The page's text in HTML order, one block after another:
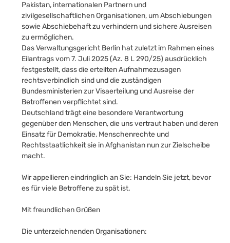
Pakistan, internationalen Partnern und
zivilgesellschaftlichen Organisationen, um Abschiebungen
sowie Abschiebehaft zu verhindern und sichere Ausreisen
zu ermöglichen.
Das Verwaltungsgericht Berlin hat zuletzt im Rahmen eines
Eilantrags vom 7. Juli 2025 (Az. 8 L 290/25) ausdrücklich
festgestellt, dass die erteilten Aufnahmezusagen
rechtsverbindlich sind und die zuständigen
Bundesministerien zur Visaerteilung und Ausreise der
Betroffenen verpflichtet sind.
Deutschland trägt eine besondere Verantwortung
gegenüber den Menschen, die uns vertraut haben und deren
Einsatz für Demokratie, Menschenrechte und
Rechtsstaatlichkeit sie in Afghanistan nun zur Zielscheibe
macht.
Wir appellieren eindringlich an Sie: Handeln Sie jetzt, bevor
es für viele Betroffene zu spät ist.
Mit freundlichen Grüßen
Die unterzeichnenden Organisationen: